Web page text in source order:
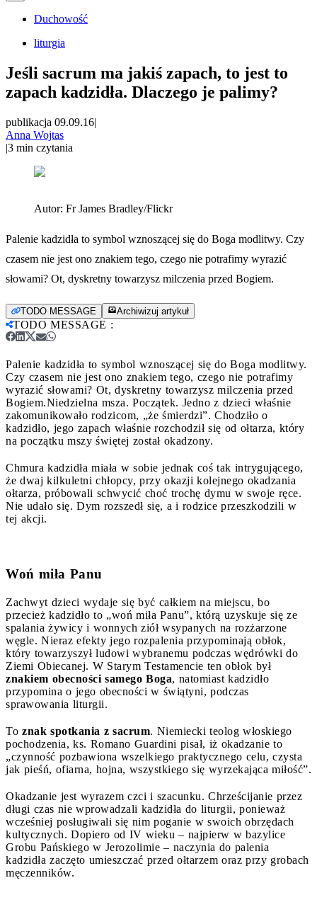
Duchowość
liturgia
Jeśli sacrum ma jakiś zapach, to jest to
zapach kadzidła. Dlaczego je palimy?
publikacja 09.09.16|
Anna Wojtas
|3 min czytania
Autor: Fr James Bradley/Flickr
Palenie kadzidła to symbol wznoszącej się do Boga modlitwy. Czy
czasem nie jest ono znakiem tego, czego nie potrafimy wyrazić
słowami? Ot, dyskretny towarzysz milczenia przed Bogiem.
TODO MESSAGE Archiwizuj artykuł
TODO MESSAGE :
Palenie kadzidła to symbol wznoszącej się do Boga modlitwy.
Czy czasem nie jest ono znakiem tego, czego nie potrafimy
wyrazić słowami? Ot, dyskretny towarzysz milczenia przed
Bogiem.Niedzielna msza. Początek. Jedno z dzieci właśnie
zakomunikowało rodzicom, „że śmierdzi”. Chodziło o
kadzidło, jego zapach właśnie rozchodził się od ołtarza, który
na początku mszy świętej został okadzony.
Chmura kadzidła miała w sobie jednak coś tak intrygującego,
że dwaj kilkuletni chłopcy, przy okazji kolejnego okadzania
ołtarza, próbowali schwycić choć trochę dymu w swoje ręce.
Nie udało się. Dym rozszedł się, a i rodzice przeszkodzili w
tej akcji.
Woń miła Panu
Zachwyt dzieci wydaje się być całkiem na miejscu, bo
przecież kadzidło to „woń miła Panu”, którą uzyskuje się ze
spalania żywicy i wonnych ziół wsypanych na rozżarzone
węgle. Nieraz efekty jego rozpalenia przypominają obłok,
który towarzyszył ludowi wybranemu podczas wędrówki do
Ziemi Obiecanej. W Starym Testamencie ten obłok był
znakiem obecności samego Boga, natomiast kadzidło
przypomina o jego obecności w świątyni, podczas
sprawowania liturgii.
To znak spotkania z sacrum. Niemiecki teolog włoskiego
pochodzenia, ks. Romano Guardini pisał, iż okadzanie to
„czynność pozbawiona wszelkiego praktycznego celu, czysta
jak pieśń, ofiarna, hojna, wszystkiego się wyrzekająca miłość”.
Okadzanie jest wyrazem czci i szacunku. Chrześcijanie przez
długi czas nie wprowadzali kadzidła do liturgii, ponieważ
wcześniej posługiwali się nim poganie w swoich obrzędach
kultycznych. Dopiero od IV wieku – najpierw w bazylice
Grobu Pańskiego w Jerozolimie – naczynia do palenia
kadzidła zaczęto umieszczać przed ołtarzem oraz przy grobach
męczenników.